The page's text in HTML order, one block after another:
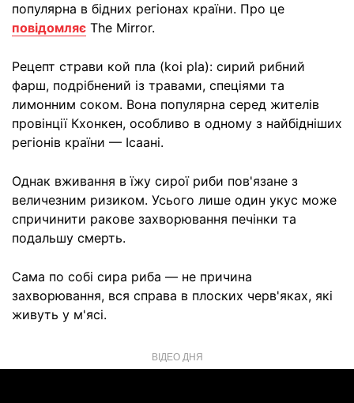
популярна в бідних регіонах країни. Про це
повідомляє The Mirror.
Рецепт страви кой пла (koi pla): сирий рибний
фарш, подрібнений із травами, спеціями та
лимонним соком. Вона популярна серед жителів
провінції Кхонкен, особливо в одному з найбідніших
регіонів країни — Ісаані.
Однак вживання в їжу сирої риби пов'язане з
величезним ризиком. Усього лише один укус може
спричинити ракове захворювання печінки та
подальшу смерть.
Сама по собі сира риба — не причина
захворювання, вся справа в плоских черв'яках, які
живуть у м'ясі.
ВІДЕО ДНЯ